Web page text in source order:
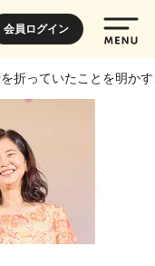
会員ログイン
折っていたことを明か